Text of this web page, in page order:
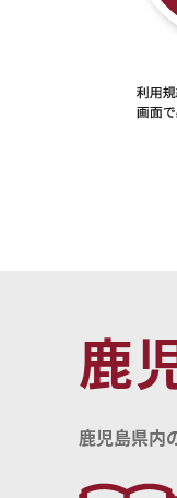
鹿
鹿児島県内